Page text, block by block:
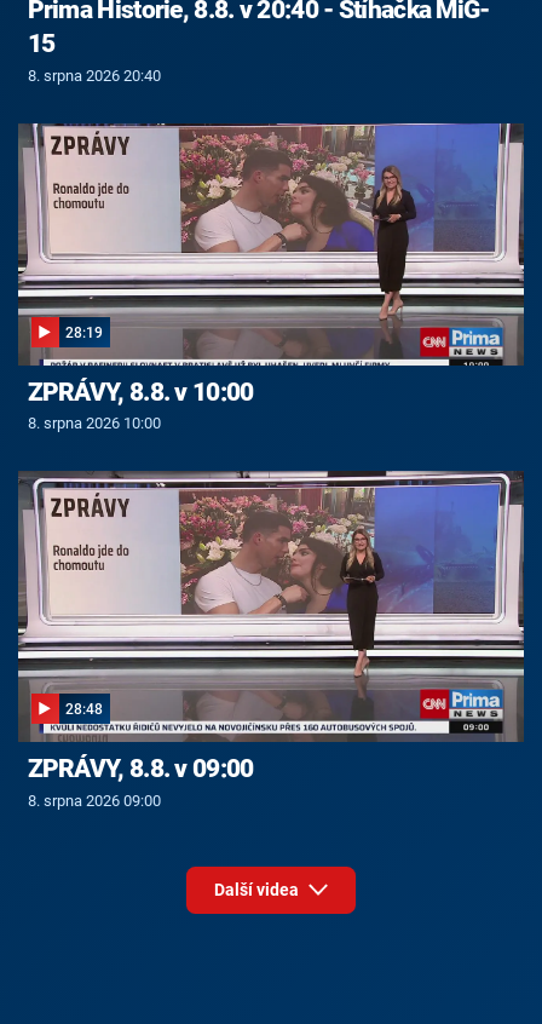
Prima Historie, 8.8. v 20:40 - Stíhačka MiG-
15
8. srpna 2026 20:40
28:19
ZPRÁVY, 8.8. v 10:00
8. srpna 2026 10:00
28:48
ZPRÁVY, 8.8. v 09:00
8. srpna 2026 09:00
Další videa